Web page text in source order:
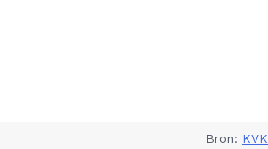
Bron: KVK